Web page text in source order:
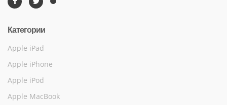
Категории
Apple iPad
Apple iPhone
Apple iPod
Apple MacBook